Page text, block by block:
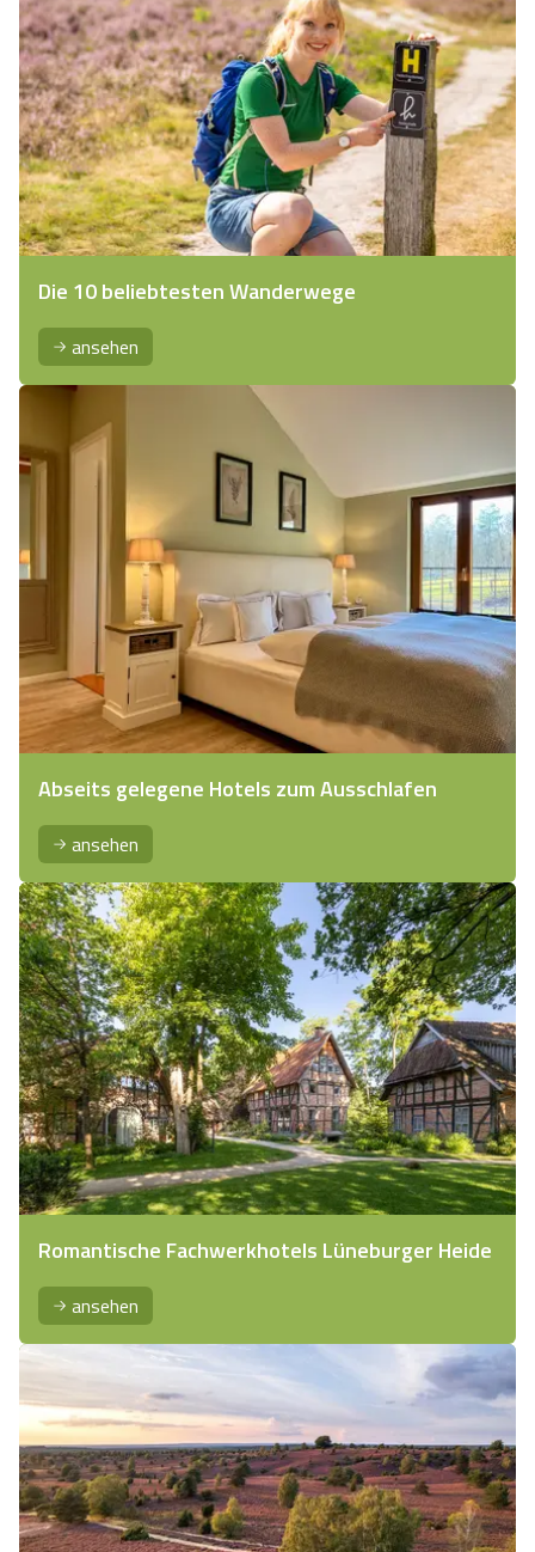
Die 10 beliebtesten Wanderwege
ansehen
Abseits gelegene Hotels zum Ausschlafen
ansehen
Romantische Fachwerkhotels Lüneburger Heide
ansehen